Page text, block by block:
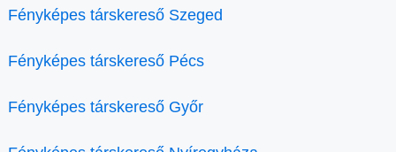
Fényképes társkereső Szeged
Fényképes társkereső Pécs
Fényképes társkereső Győr